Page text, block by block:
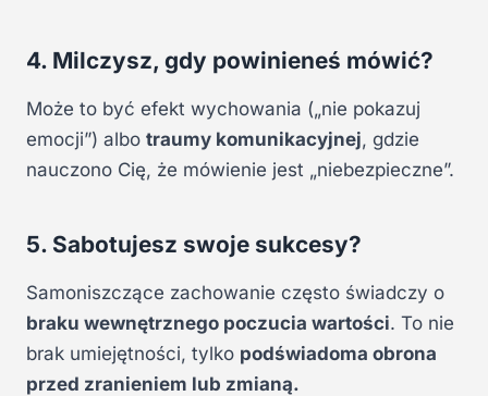
4. Milczysz, gdy powinieneś mówić?
Może to być efekt wychowania („nie pokazuj
emocji”) albo traumy komunikacyjnej, gdzie
nauczono Cię, że mówienie jest „niebezpieczne”.
5. Sabotujesz swoje sukcesy?
Samoniszczące zachowanie często świadczy o
braku wewnętrznego poczucia wartości. To nie
brak umiejętności, tylko podświadoma obrona
przed zranieniem lub zmianą.